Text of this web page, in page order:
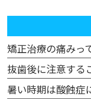
抜歯後に注意する
暑い時期は酸蝕症